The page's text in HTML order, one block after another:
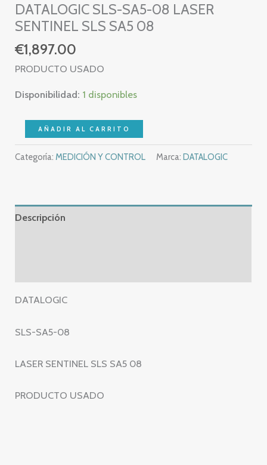
DATALOGIC SLS-SA5-08 LASER
SENTINEL SLS SA5 08
€1,897.00
PRODUCTO USADO
Disponibilidad: 1 disponibles
DATALOGIC
SLS-
SA5-
SENTINEL
SLS
AÑADIR AL CARRITO
Categoría:MEDICIÓN Y CONTROL Marca:DATALOGIC
Descripción
DATALOGIC
SLS-SA5-08
LASER SENTINEL SLS SA5 08
PRODUCTO USADO